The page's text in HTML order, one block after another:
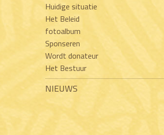
Huidige situatie
Het Beleid
fotoalbum
Sponseren
Wordt donateur
Het Bestuur
NIEUWS